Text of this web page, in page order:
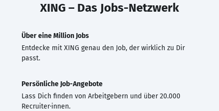
XING – Das Jobs-Netzwerk
Über eine Million Jobs
Entdecke mit XING genau den Job, der wirklich zu Dir
passt.
Persönliche Job-Angebote
Lass Dich finden von Arbeitgebern und über 20.000
Recruiter·innen.